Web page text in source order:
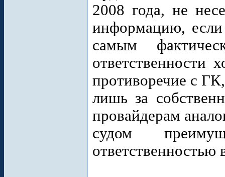
2008 года, не
информацию,
самым
ответственности
противоречие с
лишь за
провайдерам
судом
ответственностью